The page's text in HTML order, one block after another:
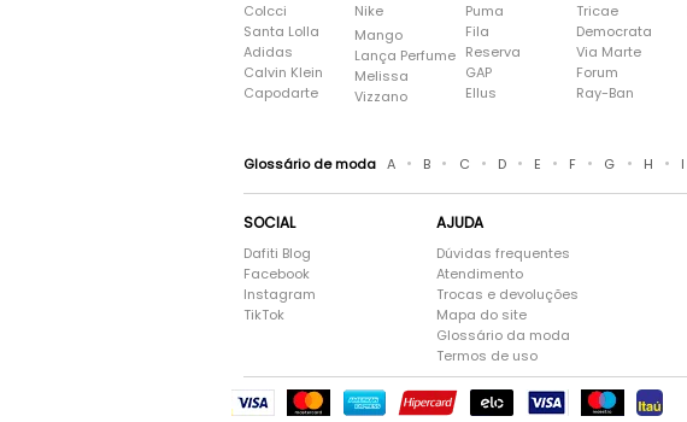
Colcci
Santa Lolla
Adidas
Calvin Klein
Capodarte
Nike
Mango
Lança Perfume
Melissa
Vizzano
Puma
Fila
Reserva
GAP
Ellus
Tricae
Democrata
Via Marte
Forum
Ray-Ban
Glossário de moda A • B • C • D • E • F • G • H • I
SOCIAL
Dafiti Blog
Facebook
Instagram
TikTok
AJUDA
Dúvidas frequentes
Atendimento
Trocas e devoluções
Mapa do site
Glossário da moda
Termos de uso